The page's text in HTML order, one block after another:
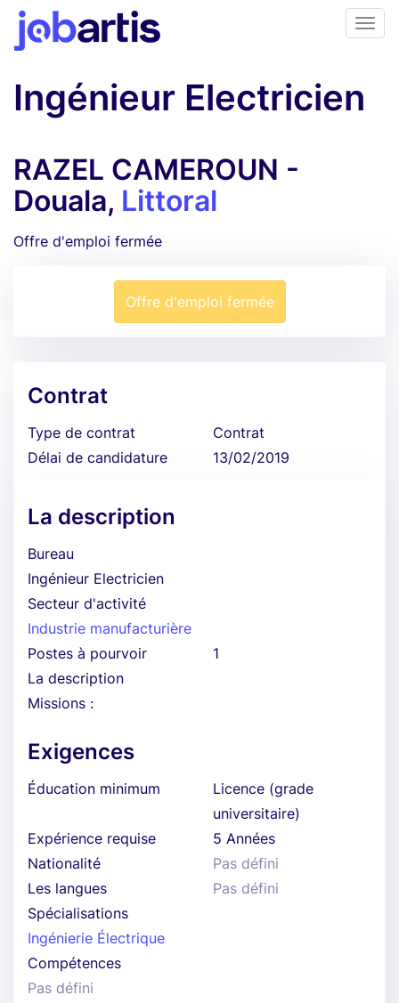
Ingénieur Electricien
RAZEL CAMEROUN -
Douala, Littoral
Offre d'emploi fermée
Offre d'emploi fermée
Contrat
Type de contrat
Contrat
Délai de candidature
13/02/2019
La description
Bureau
Ingénieur Electricien
Secteur d'activité
Industrie manufacturière
Postes à pourvoir
1
La description
Missions :
Exigences
Éducation minimum
Licence (grade
universitaire)
Expérience requise
5 Années
Nationalité
Pas défini
Les langues
Pas défini
Spécialisations
Ingénierie Électrique
Compétences
Pas défini